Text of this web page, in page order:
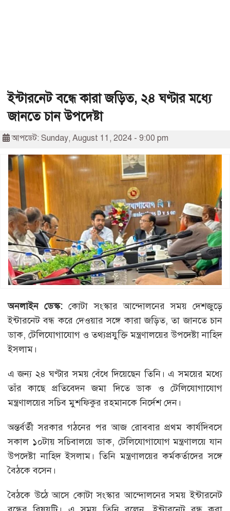
ইন্টারনেট বন্ধে কারা জড়িত, ২৪ ঘণ্টার মধ্যে
জানতে চান উপদেষ্টা
আপডেট: Sunday, August 11, 2024 - 9:00 pm
অনলাইন ডেস্ক: কোটা সংস্কার আন্দোলনের সময় দেশজুড়ে
ইন্টারনেট বন্ধ করে দেওয়ার সঙ্গে কারা জড়িত, তা জানতে চান
ডাক, টেলিযোগাযোগ ও তথ্যপ্রযুক্তি মন্ত্রণালয়ের উপদেষ্টা নাহিদ
ইসলাম।
এ জন্য ২৪ ঘণ্টার সময় বেঁধে দিয়েছেন তিনি। এ সময়ের মধ্যে
তাঁর কাছে প্রতিবেদন জমা দিতে ডাক ও টেলিযোগাযোগ
মন্ত্রণালয়ের সচিব মুশফিকুর রহমানকে নির্দেশ দেন।
অন্তর্বর্তী সরকার গঠনের পর আজ রোববার প্রথম কার্যদিবসে
সকাল ১০টায় সচিবালয়ে ডাক, টেলিযোগাযোগ মন্ত্রণালয়ে যান
উপদেষ্টা নাহিদ ইসলাম। তিনি মন্ত্রণালয়ের কর্মকর্তাদের সঙ্গে
বৈঠকে বসেন।
বৈঠকে উঠে আসে কোটা সংস্কার আন্দোলনের সময় ইন্টারনেট